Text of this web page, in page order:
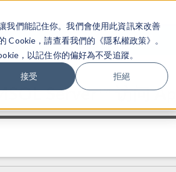
我們能記住你。我們會使用此資訊來改善
Cookie，請查看我們的《隱私權政策》。
，以記住你的偏好為不受追蹤。
接受 拒絕
产品 行业应用
Server™ 访问 App